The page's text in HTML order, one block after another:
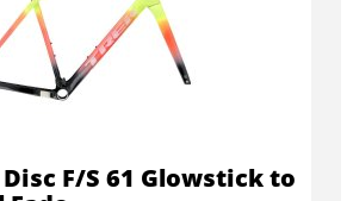
F/S 61 Glowstick to